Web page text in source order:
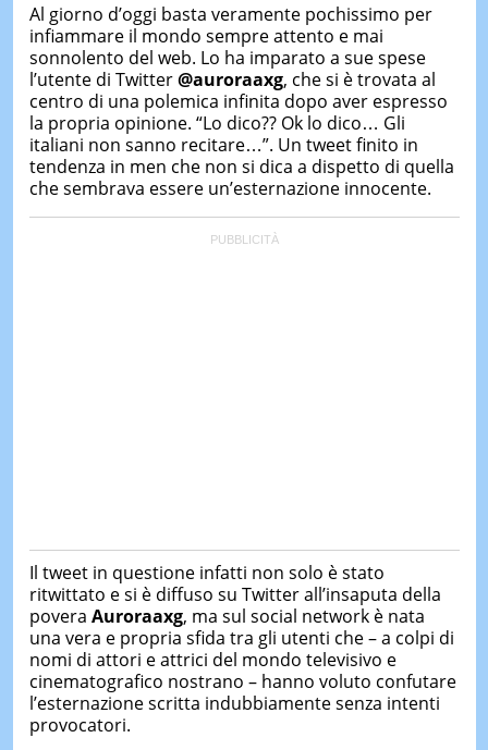
Al giorno d’oggi basta veramente pochissimo per
infiammare il mondo sempre attento e mai
sonnolento del web. Lo ha imparato a sue spese
l’utente di Twitter@auroraaxg, che si è trovata al
centro di una polemica infinita dopo aver espresso
la propria opinione. “Lo dico?? Ok lo dico… Gli
italiani non sanno recitare…”. Un tweet finito in
tendenza in men che non si dica a dispetto di quella
che sembrava essere un’esternazione innocente.
Il tweet in questione infatti non solo è stato
ritwittato e si è diffuso su Twitter all’insaputa della
povera Auroraaxg, ma sul social network è nata
una vera e propria sfida tra gli utenti che – a colpi di
nomi di attori e attrici del mondo televisivo e
cinematografico nostrano – hanno voluto confutare
l’esternazione scritta indubbiamente senza intenti
provocatori.